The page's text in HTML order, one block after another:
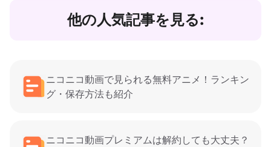
他の人気記事を見る:
ニコニコ動画で見られる無料アニメ！ランキン
グ・保存方法も紹介
ニコニコ動画プレミアムは解約しても大丈夫？